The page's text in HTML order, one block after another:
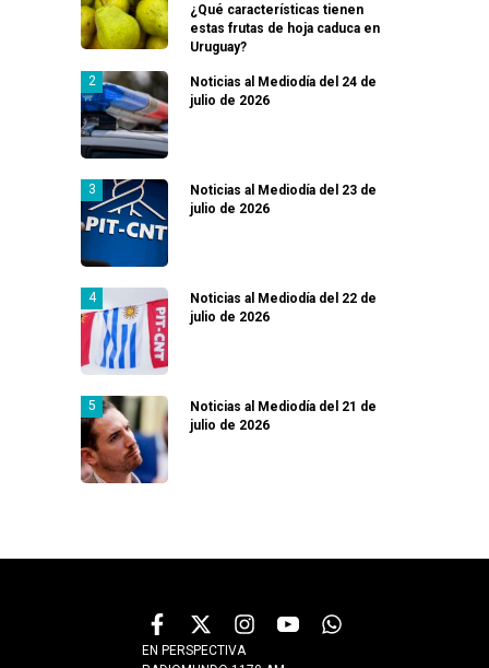
¿Qué características tienen
estas frutas de hoja caduca en
Uruguay?
Noticias al Mediodía del 24 de
julio de 2026
Noticias al Mediodía del 23 de
julio de 2026
Noticias al Mediodía del 22 de
julio de 2026
Noticias al Mediodía del 21 de
julio de 2026
EN PERSPECTIVA